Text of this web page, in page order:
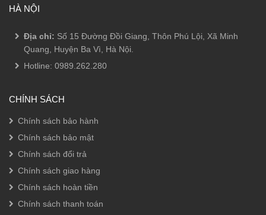
HÀ NỘI
Địa chỉ: Số 15 Đường Đồi Giang, Thôn Phú Lội, Xã Minh
Quang, Huyện Ba Vì, Hà Nội.
Hotline: 0989.262.280
CHÍNH SÁCH
Chính sách bảo hành
Chính sách bảo mật
Chính sách đổi trả
Chính sách giao hàng
Chính sách hoàn tiền
Chính sách thanh toán